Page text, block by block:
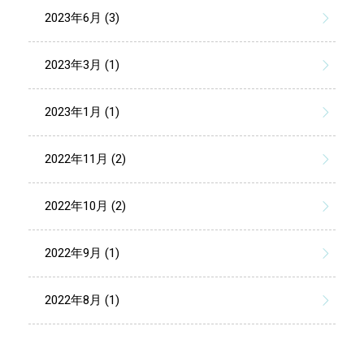
2023年6月 (3)
2023年3月 (1)
2023年1月 (1)
2022年11月 (2)
2022年10月 (2)
2022年9月 (1)
2022年8月 (1)